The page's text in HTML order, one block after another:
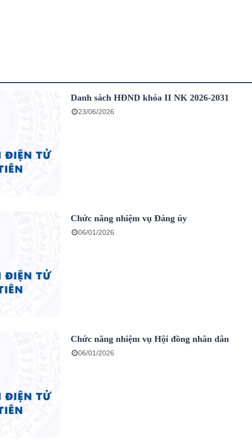
Danh sách HĐND khóa II NK 2026-2031
23/06/2026
Chức năng nhiệm vụ Đảng ủy
06/01/2026
Chức năng nhiệm vụ Hội đồng nhân dân
06/01/2026